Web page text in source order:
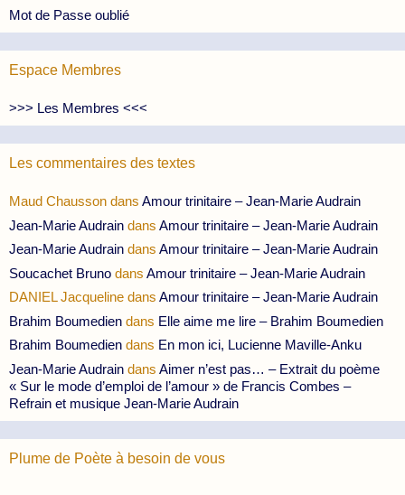
Mot de Passe oublié
Espace Membres
>>> Les Membres <<<
Les commentaires des textes
Maud Chausson dans Amour trinitaire – Jean-Marie Audrain
Jean-Marie Audrain dans Amour trinitaire – Jean-Marie Audrain
Jean-Marie Audrain dans Amour trinitaire – Jean-Marie Audrain
Soucachet Bruno dans Amour trinitaire – Jean-Marie Audrain
DANIEL Jacqueline dans Amour trinitaire – Jean-Marie Audrain
Brahim Boumedien dans Elle aime me lire – Brahim Boumedien
Brahim Boumedien dans En mon ici, Lucienne Maville-Anku
Jean-Marie Audrain dans Aimer n’est pas… – Extrait du poème
« Sur le mode d’emploi de l’amour » de Francis Combes –
Refrain et musique Jean-Marie Audrain
Plume de Poète à besoin de vous